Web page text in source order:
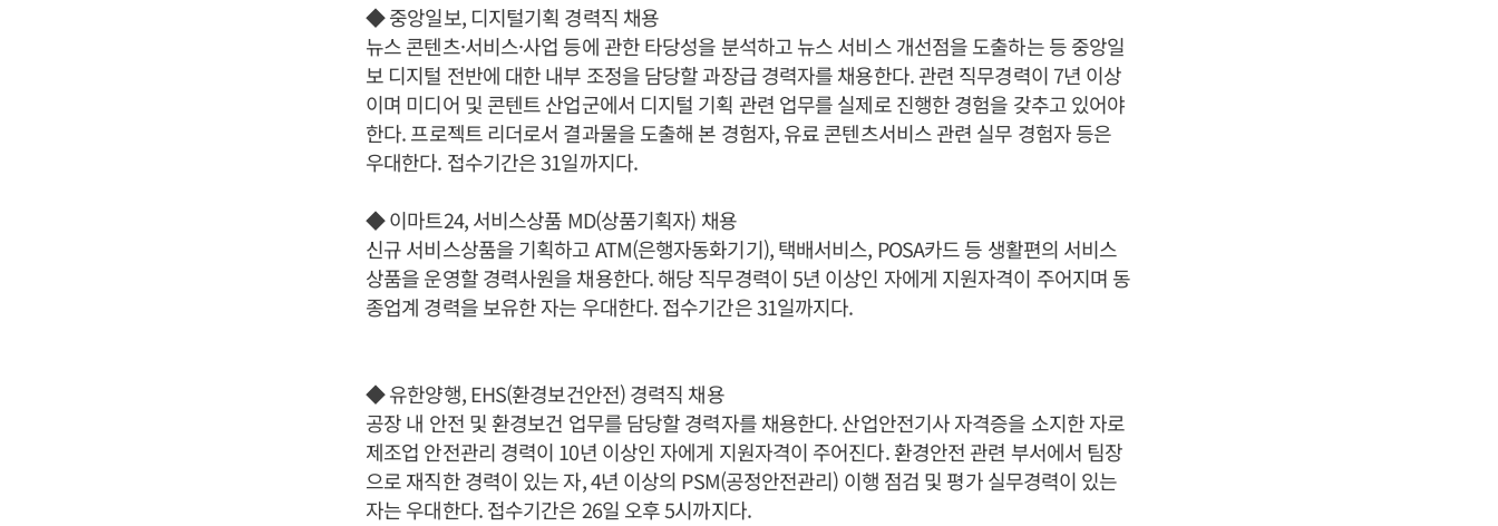
◆ 중앙일보, 디지털기획 경력직 채용
뉴스 콘텐츠·서비스·사업 등에 관한 타당성을 분석하고 뉴스 서비스 개선점을 도출하는 등 중앙일
보 디지털 전반에 대한 내부 조정을 담당할 과장급 경력자를 채용한다. 관련 직무경력이 7년 이상
이며 미디어 및 콘텐트 산업군에서 디지털 기획 관련 업무를 실제로 진행한 경험을 갖추고 있어야
한다. 프로젝트 리더로서 결과물을 도출해 본 경험자, 유료 콘텐츠서비스 관련 실무 경험자 등은
우대한다. 접수기간은 31일까지다.
◆ 이마트24, 서비스상품 MD(상품기획자) 채용
신규 서비스상품을 기획하고 ATM(은행자동화기기), 택배서비스, POSA카드 등 생활편의 서비스
상품을 운영할 경력사원을 채용한다. 해당 직무경력이 5년 이상인 자에게 지원자격이 주어지며 동
종업계 경력을 보유한 자는 우대한다. 접수기간은 31일까지다.
◆ 유한양행, EHS(환경보건안전) 경력직 채용
공장 내 안전 및 환경보건 업무를 담당할 경력자를 채용한다. 산업안전기사 자격증을 소지한 자로
제조업 안전관리 경력이 10년 이상인 자에게 지원자격이 주어진다. 환경안전 관련 부서에서 팀장
으로 재직한 경력이 있는 자, 4년 이상의 PSM(공정안전관리) 이행 점검 및 평가 실무경력이 있는
자는 우대한다. 접수기간은 26일 오후 5시까지다.